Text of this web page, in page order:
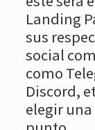
Landing
sus
social
como
Discord,
elegir